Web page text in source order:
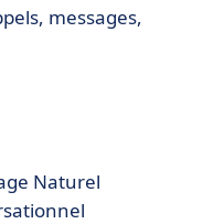
messages,
robustes
outils
Naturel